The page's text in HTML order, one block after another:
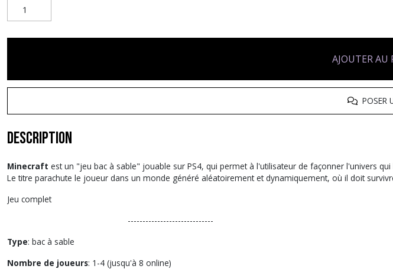
AJOUTER AU
POSER
Description
Minecraft est un "jeu bac à sable" jouable sur PS4, qui permet à l'utilisateur de façonner l'univers
Le titre parachute le joueur dans un monde généré aléatoirement et dynamiquement, où il doit
Jeu complet
-----------------------------
Type: bac à sable
Nombre de joueurs: 1-4 (jusqu'à 8 online)